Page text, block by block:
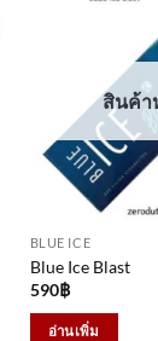
สินค้า
BLUE ICE
Blue Ice Blast
590฿
อ่านเพิ่ม